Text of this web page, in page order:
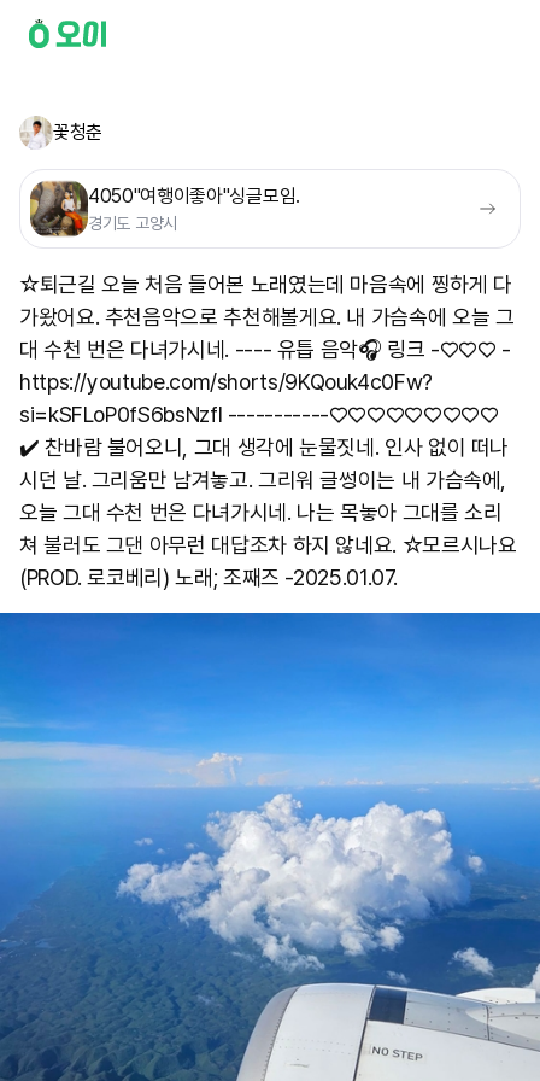
꽃청춘
4050"여행이좋아"싱글모임.
경기도 고양시
☆퇴근길 오늘 처음 들어본 노래였는데 마음속에 찡하게 다
가왔어요. 추천음악으로 추천해볼게요. 내 가슴속에 오늘 그
대 수천 번은 다녀가시네. ---- 유틉 음악🎧 링크 -♡♡♡ -
https://youtube.com/shorts/9KQouk4c0Fw?
si=kSFLoP0fS6bsNzfI -----------♡♡♡♡♡♡♡♡♡
✔️ 찬바람 불어오니, 그대 생각에 눈물짓네. 인사 없이 떠나
시던 날. 그리움만 남겨놓고. 그리워 글썽이는 내 가슴속에,
오늘 그대 수천 번은 다녀가시네. 나는 목놓아 그대를 소리
쳐 불러도 그댄 아무런 대답조차 하지 않네요. ☆모르시나요
(PROD. 로코베리) 노래; 조째즈 -2025.01.07.